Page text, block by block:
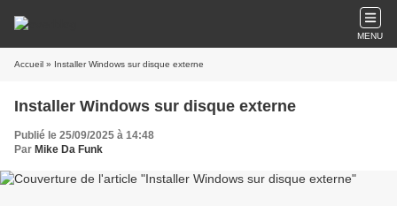
MENU
Accueil » Installer Windows sur disque externe
Installer Windows sur disque externe
Publié le 25/09/2025 à 14:48
Par Mike Da Funk